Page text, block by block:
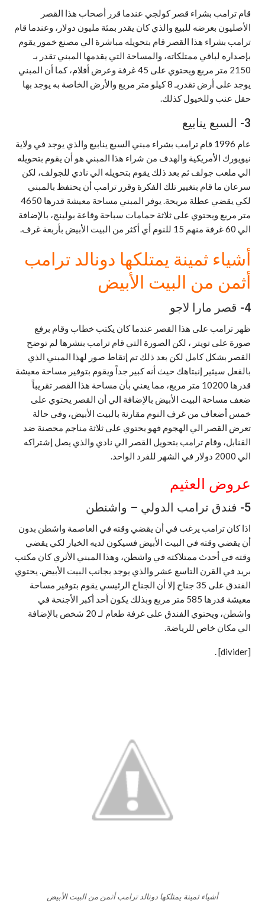
قام ترامب بشراء قصر كولجي عندما قرر أصحاب هذا القصر
الأصليون بعرضه للبيع والذي كان يقدر بمئة مليون دولار، وعندما قام
ترامب بشراء هذا القصر قام بتحويله مباشرة الي مصنع خمور يقوم
بإصداره لباقي ممتلكاته، والمساحة التي يقدمها المبني تقدر بـ
2150 متر مربع ويحتوي على 45 غرفة وعرض أفلام، كما أن المبني
يوجد على أرض تقدربـ 8 كيلو متر مربع والأرض الخاصة به يوجد بها
حقل عنب وللخيول كذلك.
3- السبع ينابيع
عام 1996 قام ترامب بشراء مبني السبع ينابيع والذي يوجد في ولاية
نيويورك الأمريكية والهدف من شراء هذا المبني هو أن يقوم بتحويله
الي ملعب جولف ثم بعد ذلك يقوم بتحويله الي نادي للجولف، لكن
سرعان ما قام بتغيير تلك الفكرة وقرر ترامب أن يحتفظ بالمبني
لكي يقضي عطلة مريحة. يوفر المبني مساحة معيشة قدرها 4650
متر مربع ويحتوي على ثلاثة حمامات سباحة وقاعة بولينج، بالإضافة
الي 60 غرفة منهم 15 للنوم أي أكثر من البيت الأبيض بأربعة غرف.
أشياء ثمينة يمتلكها دونالد ترامب
أثمن من البيت الأبيض
4- قصر مارا لاجو
ظهر ترامب على هذا القصر عندما كان يكتب خطاب وقام برفع
صورة على تويتر ، لكن الصورة التي قام ترامب بنشرها لم توضح
القصر بشكل كامل لكن بعد ذلك تم إتقاط صور لهذا المبني الذي
بالفعل سيثير إنبتاهك حيث أنه كبير جداً ويقوم بتوفير مساحة معيشة
قدرها 10200 متر مربع، مما يعني بأن مساحة هذا القصر تقريباً
ضعف مساحة البيت الأبيض بالإضافة الي أن القصر يحتوي على
خمس أضعاف من غرف النوم مقارنة بالبيت الأبيض، وفي حالة
تعرض القصر الي الهجوم فهو يحتوي على ثلاثة مناجم محصنة ضد
القنابل، وقام ترامب بتحويل القصر الي نادي والذي يصل إشتراكه
الي 2000 دولار في الشهر للفرد الواحد.
عروض العثيم
5- فندق ترامب الدولي – واشنطن
اذا كان ترامب يرغب في أن يقضي وقته في العاصمة واشطن بدون
أن يقضي وقته في البيت الأبيض فسيكون لديه الخيار لكي يقضي
وقته في أحدث ممتلاكته في واشطن، وهذا المبني الأثري كان مكتب
بريد في القرن التاسع عشر والذي يوجد بجانب البيت الأبيض. يحتوي
الفندق على 35 جناح إلا أن الجناح الرئيسي يقوم بتوفير مساحة
معيشة قدرها 585 متر مربع وبذلك يكون أحد أكبر الأجنحة في
واشطن، ويحتوي الفندق على غرفة طعام لـ 20 شخص بالإضافة
الي مكان خاص للرياضة.
[divider]
.
أشياء ثمينة يمتلكها دونالد ترامب أثمن من البيت الأبيض